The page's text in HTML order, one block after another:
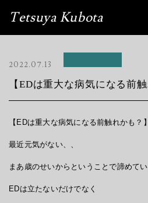
Tetsuya Kubota
2022.07.13
【EDは重大な病気になる前触
【EDは重大な病気になる前触れかも？】
最近元気がない、、
まあ歳のせいからということで諦めて
EDは立たないだけでなく